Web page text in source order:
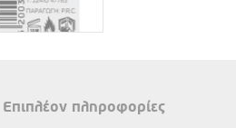
Επιπλέον πληροφορίες